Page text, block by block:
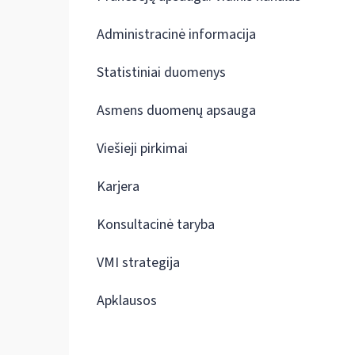
Administracinė informacija
Statistiniai duomenys
Asmens duomenų apsauga
Viešieji pirkimai
Karjera
Konsultacinė taryba
VMI strategija
Apklausos